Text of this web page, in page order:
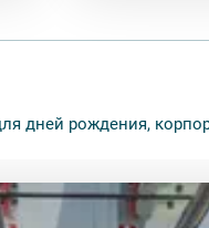
дней рождения,